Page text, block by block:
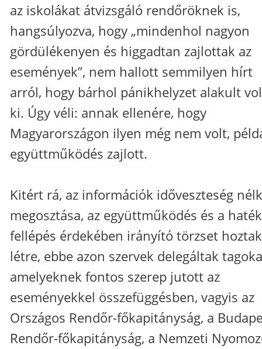
az iskolákat átvizsgáló rendőröknek is,
hangsúlyozva, hogy „mindenhol nagyon
gördülékenyen és higgadtan zajlottak az
események”, nem hallott semmilyen hírt
arról, hogy bárhol pánikhelyzet alakult
ki. Úgy véli: annak ellenére, hogy
Magyarországon ilyen még nem volt,
együttműködés zajlott.
Kitért rá, az információk időveszteség
megosztása, az együttműködés és a
fellépés érdekében irányító törzset hoztak
létre, ebbe azon szervek delegáltak
amelyeknek fontos szerep jutott az
eseményekkel összefüggésben, vagyis az
Országos Rendőr-főkapitányság, a
Rendőr-főkapitányság, a Nemzeti